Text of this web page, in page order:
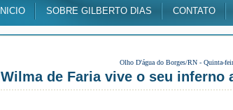
INICIO SOBRE GILBERTO DIAS CONTATO
Olho D'água do Borges/RN - Quinta-
Wilma de Faria vive o seu inferno